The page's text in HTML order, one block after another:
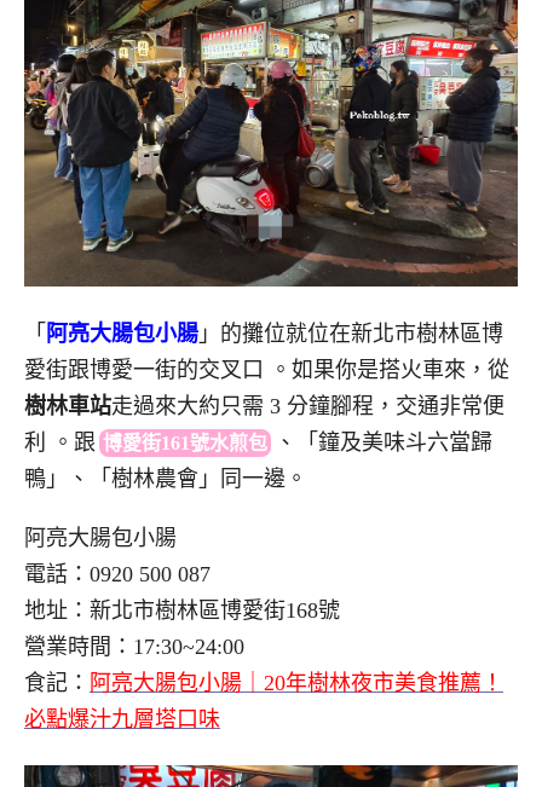
「 阿亮大腸包小腸 」的攤位就位在新北市樹林區博
愛街跟博愛一街的交叉口
。如果你是搭火車來，從
樹林車站走過來大約只需 3 分鐘腳程，交通非常便
利
。 跟 博愛街161號水煎包 、
「鐘及美味斗六當歸
鴨」、「樹林農會」同一邊。
阿亮大腸包小腸
電話：0920 500 087
地址：新北市樹林區博愛街168號
營業時間：17:30~24:00
食記： 阿亮大腸包小腸｜20年樹林夜市美食推薦！
必點爆汁九層塔口味